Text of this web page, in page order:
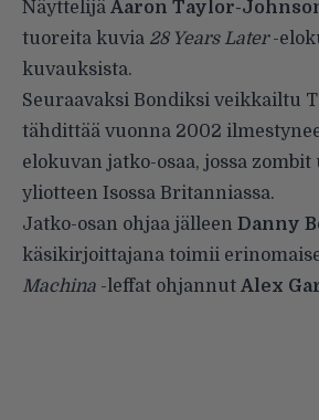
Näyttelijä Aaron Taylor-
tuoreita kuvia 28 Years Later-
kuvauksista.
Seuraavaksi Bondiksi veikkailtu
tähdittää vuonna 2002
elokuvan jatko-osaa, jossa
yliotteen Isossa Britanniassa.
Jatko-osan ohjaa jälleen Danny
käsikirjoittajana toimii
Machina -leffat ohjannut Alex